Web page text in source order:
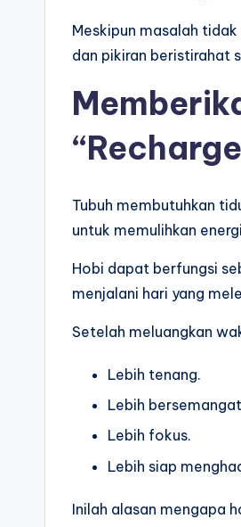
Meskipun masalah
dan pikiran beristirahat
Tubuh membutuhkan
untuk memulihkan
Hobi dapat berfungsi
menjalani hari yang
Setelah meluangkan
Lebih tenang.
Lebih
Lebih fokus.
Lebih siap
Inilah alasan mengapa